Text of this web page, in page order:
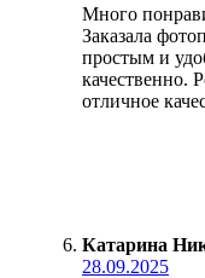
Много
Заказала
простым и
качественно.
отличное
Катарина
28.09.2025